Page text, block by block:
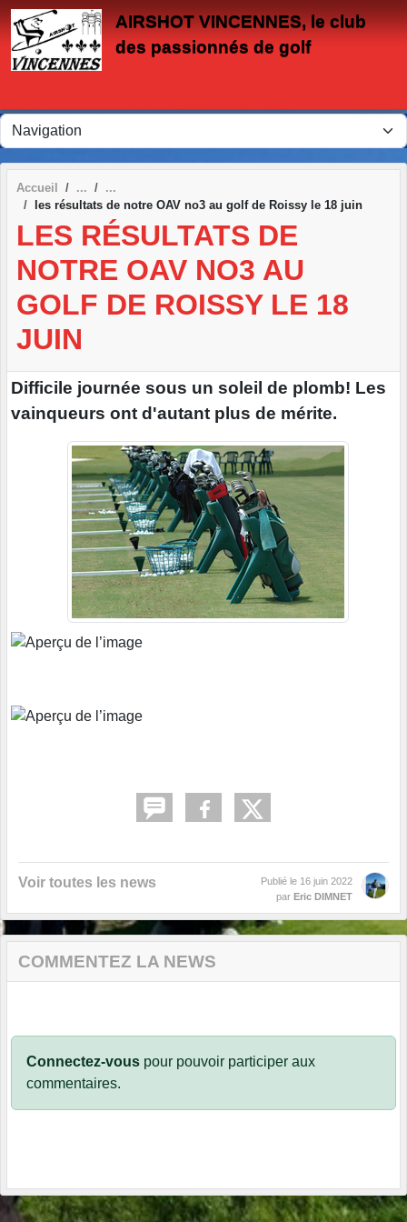
AIRSHOT VINCENNES, le club
des passionnés de golf
Accueil
les résultats de notre OAV no3 au golf de Roissy le 18 juin
LES RÉSULTATS DE
NOTRE OAV NO3 AU
GOLF DE ROISSY LE 18
JUIN
Difficile journée sous un soleil de plomb! Les
vainqueurs ont d'autant plus de mérite.
Voir toutes les news Publié le 16 juin 2022
par Eric DIMNET
COMMENTEZ LA NEWS
Connectez-vous pour pouvoir participer aux
commentaires.
Panneau de gestion des cookies